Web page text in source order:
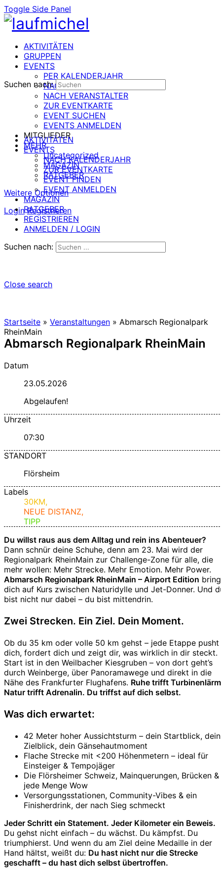
Toggle Side Panel
AKTIVITÄTEN
GRUPPEN
EVENTS
PER KALENDERJAHR
NACH DATUM
NACH VERANSTALTER
ZUR EVENTKARTE
EVENT SUCHEN
EVENTS ANMELDEN
MITGLIEDER
MEHR
Uncategorized
MAGAZIN
RATGEBER
Weitere Optionen
Login Registrieren
Suchen nach:
AKTIVITÄTEN
EVENTS
NACH KALENDERJAHR
ZUR EVENTKARTE
EVENT FINDEN
EVENT ANMELDEN
MAGAZIN
RATGEBER
REGISTRIEREN
ANMELDEN / LOGIN
Suchen nach:
Close search
Startseite » Veranstaltungen » Abmarsch Regionalpark
RheinMain
Abmarsch Regionalpark RheinMain
Datum
23.05.2026
Abgelaufen!
Uhrzeit
07:30
STANDORT
Flörsheim
Labels
30KM,
NEUE DISTANZ,
TIPP
Du willst raus aus dem Alltag und rein ins Abenteuer?
Dann schnür deine Schuhe, denn am 23. Mai wird der
Regionalpark RheinMain zur Challenge-Zone für alle, die
mehr wollen: Mehr Strecke. Mehr Emotion. Mehr Power.
Abmarsch Regionalpark RheinMain – Airport Edition
dich auf Kurs zwischen Naturidylle und Jet-Donner. Und
bist nicht nur dabei – du bist mittendrin.
Zwei Strecken. Ein Ziel. Dein Moment.
Ob du 35 km oder volle 50 km gehst – jede Etappe pusht
dich, fordert dich und zeigt dir, was wirklich in dir steckt.
Start ist in den Weilbacher Kiesgruben – von dort geht’s
durch Weinberge, über Panoramawege und direkt in die
Nähe des Frankfurter Flughafens. Ruhe trifft
Natur trifft Adrenalin. Du triffst auf dich selbst.
Was dich erwartet:
42 Meter hoher Aussichtsturm – dein Startblick, dein
Zielblick, dein Gänsehautmoment
Flache Strecke mit <200 Höhenmetern – ideal für
Einsteiger & Tempojäger
Die Flörsheimer Schweiz, Mainquerungen, Brücken &
jede Menge Wow
Versorgungsstationen, Community-Vibes & ein
Finisherdrink, der nach Sieg schmeckt
Jeder Schritt ein Statement. Jeder Kilometer ein Beweis.
Du gehst nicht einfach – du wächst. Du kämpfst. Du
triumphierst. Und wenn du am Ziel deine Medaille in der
Hand hältst, weißt du: Du hast nicht nur die Strecke
geschafft – du hast dich selbst übertroffen.